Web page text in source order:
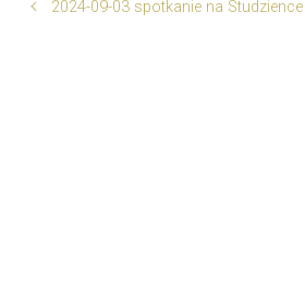
2024-09-03 spotkanie na